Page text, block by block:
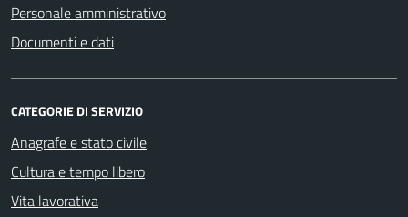
Personale amministrativo
Documenti e dati
CATEGORIE DI SERVIZIO
Anagrafe e stato civile
Cultura e tempo libero
Vita lavorativa